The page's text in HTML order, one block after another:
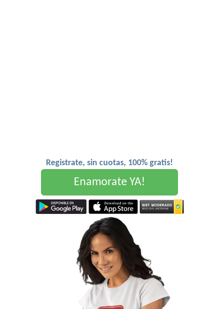
Registrate, sin cuotas, 100% gratis!
Enamorate YA!